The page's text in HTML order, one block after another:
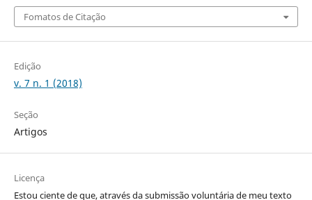
Fomatos de Citação
Edição
v. 7 n. 1 (2018)
Seção
Artigos
Licença
Estou ciente de que, através da submissão voluntária de meu texto